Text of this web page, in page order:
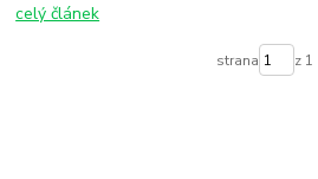
celý článek
strana z 1